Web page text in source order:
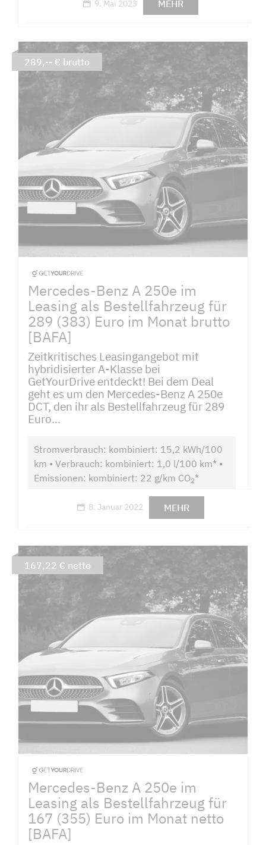
9. Mai 2023 MEHR
Mercedes-Benz A 250e im
Leasing als Bestellfahrzeug für
289 (383) Euro im Monat brutto
[BAFA]
Zeitkritisches Leasingangebot mit
hybridisierter A-Klasse bei
GetYourDrive entdeckt! Bei dem Deal
geht es um den Mercedes-Benz A 250e
DCT, den ihr als Bestellfahrzeug für 289
Euro...
Stromverbrauch: kombiniert: 15,2 kWh/100
km • Verbrauch: kombiniert: 1,0 l/100 km* •
Emissionen: kombiniert: 22 g/km CO2*
8. Januar 2022 MEHR
289,-- € brutto
Mercedes-Benz A 250e im
Leasing als Bestellfahrzeug für
167 (355) Euro im Monat netto
[BAFA]
167,22 € netto